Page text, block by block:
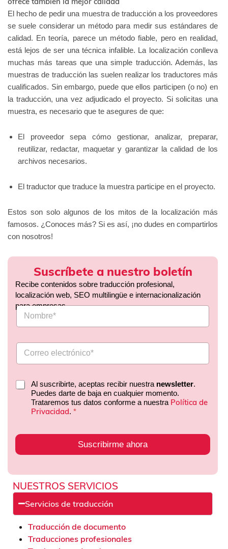
El hecho de pedir una muestra de traducción a los proveedores
se suele considerar un método para medir sus estándares de
calidad. En teoría, parece un método fiable, pero en realidad,
está lejos de ser una técnica infalible. La localización conlleva
muchas más tareas que una simple traducción. Además, las
muestras de traducción las suelen realizar los traductores más
cualificados. Sin embargo, puede que ellos participen (o no) en
la traducción, una vez adjudicado el proyecto. Si solicitas una
muestra, es necesario que te asegures de que:
El proveedor sepa cómo gestionar, analizar, preparar,
reutilizar, redactar, maquetar y garantizar la calidad de los
archivos necesarios.
El traductor que traduce la muestra participe en el proyecto.
Estos son solo algunos de los mitos de la localización más
famosos. ¿Conoces más? Si es así, ¡no dudes en compartirlos
con nosotros!
Suscríbete a nuestro boletín
Recibe contenidos sobre traducción profesional,
localización web, SEO multilingüe e internacionalización
para empresas.
Al suscribirte, aceptas recibir nuestra newsletter.
Puedes darte de baja en cualquier momento.
Trataremos tus datos conforme a nuestra Política de
Privacidad. *
Suscribirme ahora
NUESTROS SERVICIOS
Servicios de traducción
Traducción de documento
Traducciones profesionales